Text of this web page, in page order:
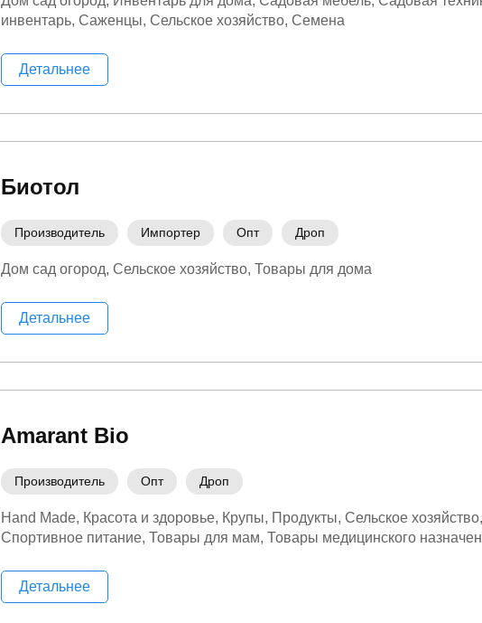
инвентарь Саженцы Сельское хозяйство Семена
Детальнее
Биотол
Производитель Импортер Опт Дроп
Дом сад огород Сельское хозяйство Товары для дома
Детальнее
Amarant Bio
Производитель Опт Дроп
Hand Made Красота и здоровье Крупы Продукты Сельское хозяйство
Спортивное питание Товары для мам Товары медицинского
Детальнее